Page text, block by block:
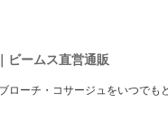
ビームス直営通販
ローチ・コサージュをいつで